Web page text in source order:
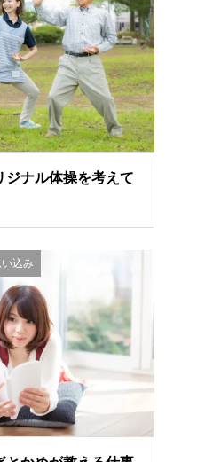
ジナル体操を考えて
込み